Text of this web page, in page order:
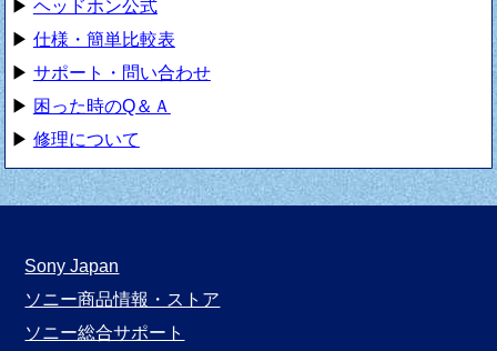
▶ ヘッドホン公式
▶ 仕様・簡単比較表
▶ サポート・問い合わせ
▶ 困った時のQ＆Ａ
▶ 修理について
Sony Japan
ソニー商品情報・ストア
ソニー総合サポート